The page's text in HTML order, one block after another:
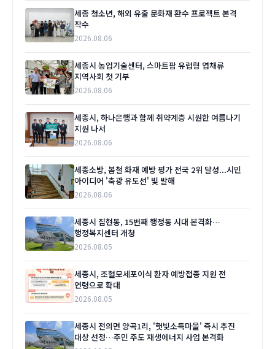
세종 청소년, 해외 유출 문화재 환수 프로젝트 본격
착수
2026.08.06
세종시 농업기술센터, 스마트팜 유럽형 엽채류
지역사회 첫 기부
2026.08.06
세종시, 하나은행과 함께 취약계층 시원한 여름나기
지원 나서
2026.08.06
세종소방, 봄철 화재 예방 평가 전국 2위 달성...시민
아이디어 '축광 유도선' 빛 발해
2026.08.06
세종시 집현동, 15번째 행정동 시대 본격화…
행정복지센터 개청
2026.08.05
세종시, 조혈모세포이식 환자 예방접종 지원 전
연령으로 확대
2026.08.05
세종시 전의면 양곡1리, '햇빛소득마을' 즉시 추진
대상 선정…주민 주도 재생에너지 사업 본격화